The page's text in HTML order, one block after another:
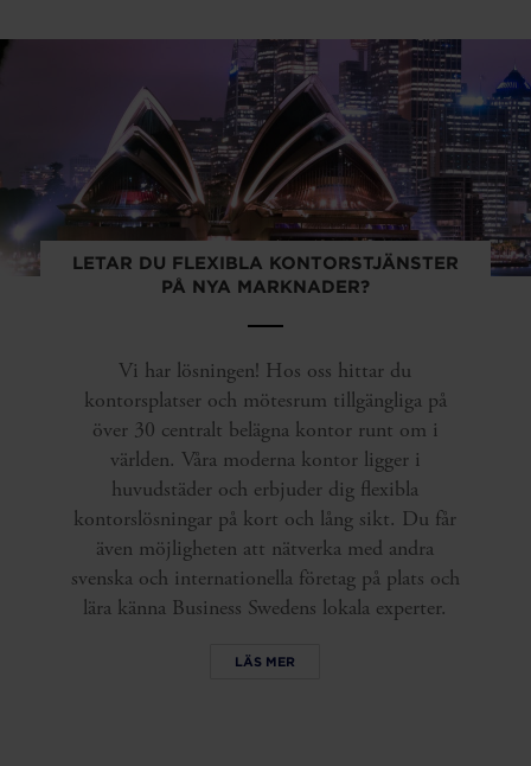
LETAR DU FLEXIBLA KONTORSTJÄNSTER
PÅ NYA MARKNADER?
Vi har lösningen! Hos oss hittar du
kontorsplatser och mötesrum tillgängliga på
över 30 centralt belägna kontor runt om i
världen. Våra moderna kontor ligger i
huvudstäder och erbjuder dig flexibla
kontorslösningar på kort och lång sikt. Du får
även möjligheten att nätverka med andra
svenska och internationella företag på plats och
lära känna Business Swedens lokala experter.
LÄS MER